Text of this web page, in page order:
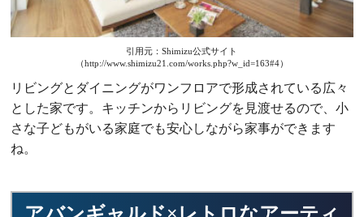
引用元：Shimizu公式サイト
（http://www.shimizu21.com/works.php?w_id=163#4）
リビングとダイニングがワンフロアで形成されている広々
とした家です。キッチンからリビングを見渡せるので、小
さな子どもがいる家庭でも安心しながら家事ができます
ね。